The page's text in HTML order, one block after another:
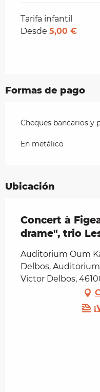
Tarifa infantil
Desde 5,00 €
Formas de pago
Cheques bancarios y
En metálico
Ubicación
Concert à
drame", trio
Auditorium Oum
Delbos,
Victor Delbos,